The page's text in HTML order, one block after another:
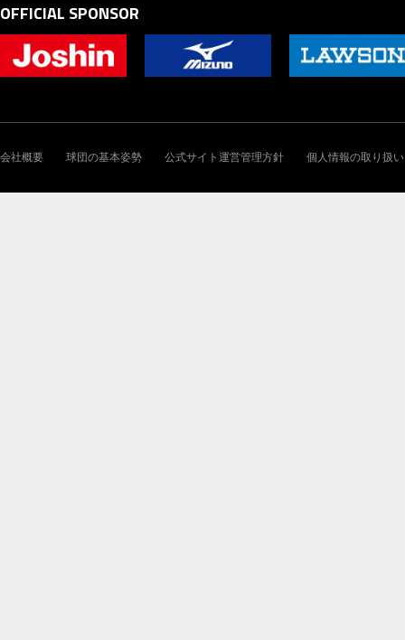
OFFICIAL SPONSOR
会社概要 球団の基本姿勢 公式サイト運営管理方針 個人情報の取り扱い